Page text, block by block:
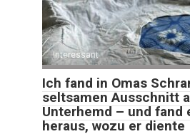
Interessant
Ich fand in Omas
seltsamen Ausschnitt
Unterhemd – und fand
heraus, wozu er diente